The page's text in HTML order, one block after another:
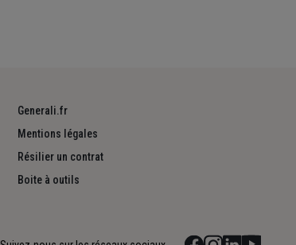
Generali.fr
Mentions légales
Résilier un contrat
Boite à outils